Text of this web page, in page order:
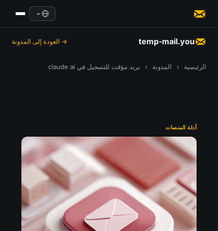
temp-mail.you → العودة إلى المدونة
الرئيسية › المدونة › بريد مؤقت للتسجيل في claude ai
أدلة المنصات